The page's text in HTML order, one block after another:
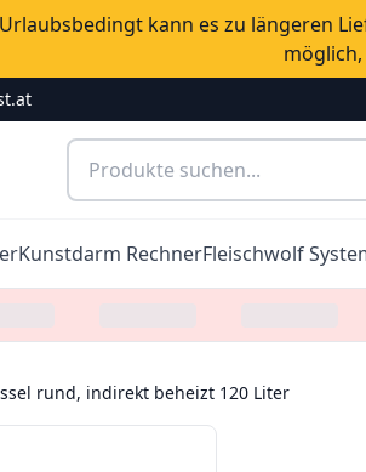
Urlaubsbedingt kann es zu längeren
Kunstdarm RechnerFleischwolf
rund, indirekt beheizt 120 Liter